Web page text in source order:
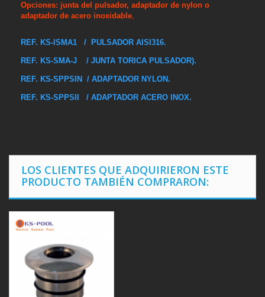
Opciones: junta del pulsador, adaptador de nylon o
adaptador de acero inoxidable,
REF. KS-ISMA1 / PULSADOR AISI316.
REF. KS-SMA-J / JUNTA TORICA PULSADOR).
REF. KS-SPPSIN / ADAPTADOR NYLON.
REF. KS-SPPSII / ADAPTADOR ACERO INOX.
LOS CLIENTES QUE ADQUIRIERON ESTE
PRODUCTO TAMBIÉN COMPRARON: